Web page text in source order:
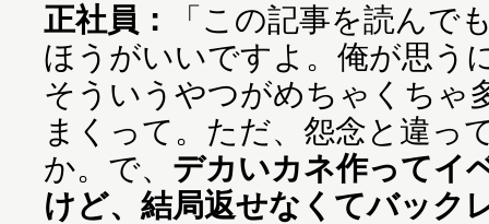
正社員：
「この記事を読んで
ほうがいいですよ。俺が思う
そういうやつがめちゃくちゃ
まくって。ただ、怨念と違っ
か。で、 デカいカネ作ってイ
けど、結局返せなくてバック